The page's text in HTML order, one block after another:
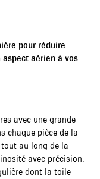
pour réduire
aérien à vos
avec une grande
chaque pièce de la
au long de la
avec précision.
dont la toile